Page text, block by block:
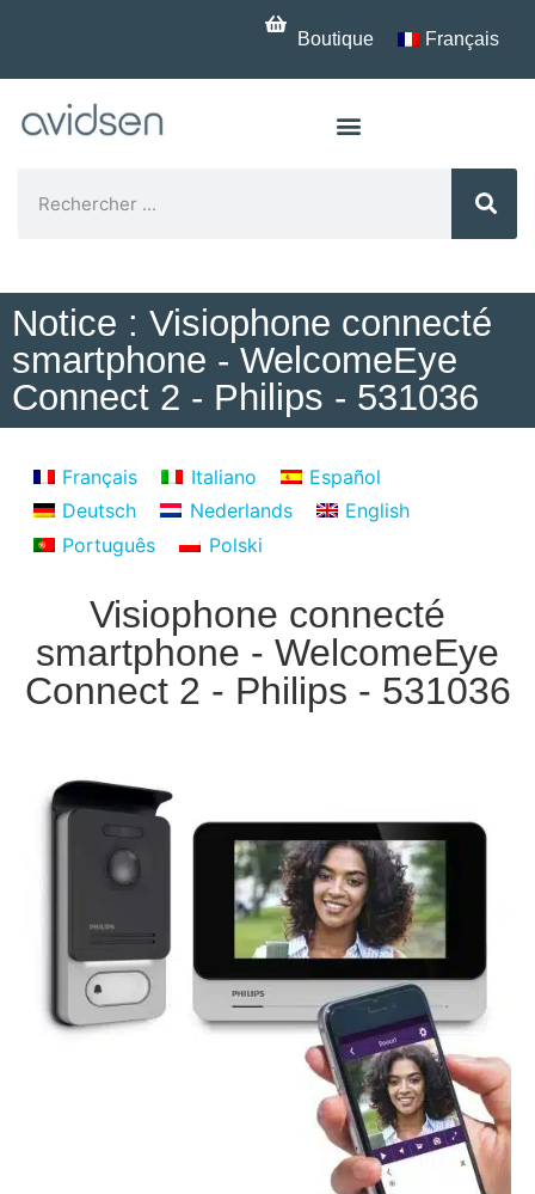
Boutique Français
Notice : Visiophone connecté
smartphone - WelcomeEye
Connect 2 - Philips - 531036
Français Italiano
Español
Deutsch
Nederlands
English
Português
Polski
Visiophone connecté
smartphone - WelcomeEye
Connect 2 - Philips - 531036